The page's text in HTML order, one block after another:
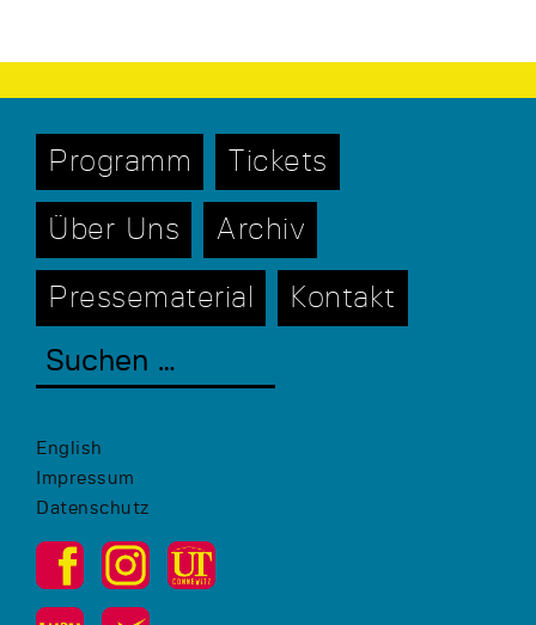
Programm Tickets
Über Uns Archiv
Pressematerial Kontakt
English
Impressum
Datenschutz